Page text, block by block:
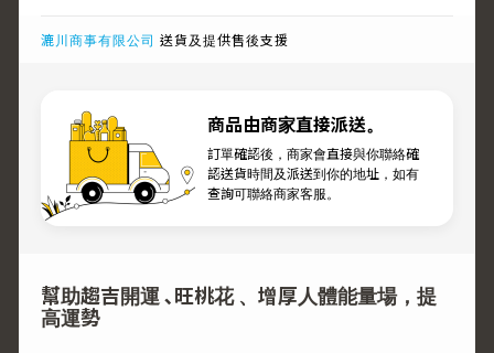
漉川商事有限公司 送貨及提供售後支援
商品由商家直接派送。
訂單確認後，商家會直接與你聯絡確
認送貨時間及派送到你的地址，如有
查詢可聯絡商家客服。
幫助趨吉開運 ､旺桃花 、增厚人體能量場，提
高運勢